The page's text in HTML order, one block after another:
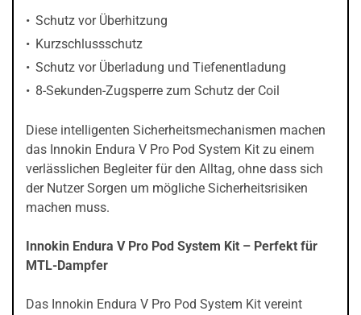
Schutz vor Überhitzung
Kurzschlussschutz
Schutz vor Überladung und Tiefenentladung
8-Sekunden-Zugsperre zum Schutz der Coil
Diese intelligenten Sicherheitsmechanismen machen
das Innokin Endura V Pro Pod System Kit zu einem
verlässlichen Begleiter für den Alltag, ohne dass sich
der Nutzer Sorgen um mögliche Sicherheitsrisiken
machen muss.
Innokin Endura V Pro Pod System Kit – Perfekt für
MTL-Dampfer
Das Innokin Endura V Pro Pod System Kit vereint